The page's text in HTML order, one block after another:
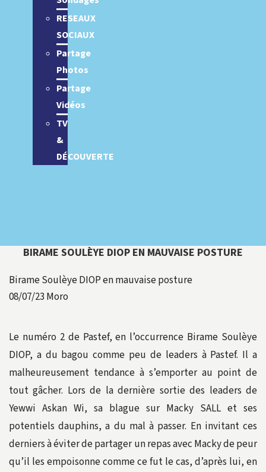
RESEAUX
SOCIAUX
Partage
Photos
Partage
Vidéos
TV
&
DÉCOUVERTE
BIRAME SOULÈYE DIOP EN MAUVAISE POSTURE
Birame Soulèye DIOP en mauvaise posture
08/07/23 Moro
Le numéro 2 de Pastef, en l’occurrence Birame Soulèye
DIOP, a du bagou comme peu de leaders à Pastef. Il a
malheureusement tendance à s’emporter au point de
tout gâcher. Lors de la dernière sortie des leaders de
Yewwi Askan Wi, sa blague sur Macky SALL et ses
potentiels dauphins, a du mal à passer. En invitant ces
derniers à éviter de partager un repas avec Macky de peur
qu’il les empoisonne comme ce fut le cas, d’après lui, en